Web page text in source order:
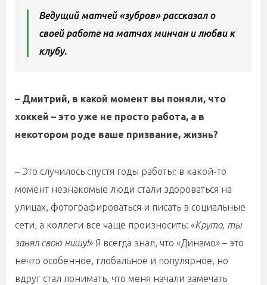
Ведущий матчей «зубров» рассказал о
своей работе на матчах минчан и любви к
клубу.
– Дмитрий, в какой момент вы поняли, что
хоккей – это уже не просто работа, а в
некотором роде ваше призвание, жизнь?
– Это случилось спустя годы работы: в какой-то
момент незнакомые люди стали здороваться на
улицах, фотографироваться и писать в социальные
сети, а коллеги все чаще произносить: «Круто, ты
занял свою нишу!» Я всегда знал, что «Динамо» – это
нечто особенное, глобальное и популярное, но
вдруг стал понимать, что меня начали замечать